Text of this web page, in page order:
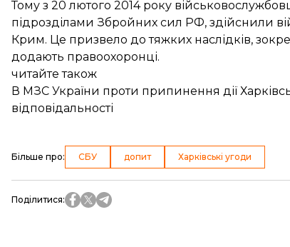
Тому з 20 лютого 2014 року
підрозділами Збройних сил РФ, здійснили
Крим. Це призвело до тяжких наслідків,
додають правоохоронці.
читайте також
В МЗС України проти припинення дії
відповідальності
Більше про: СБУ допит Харківські угоди
Поділитися: